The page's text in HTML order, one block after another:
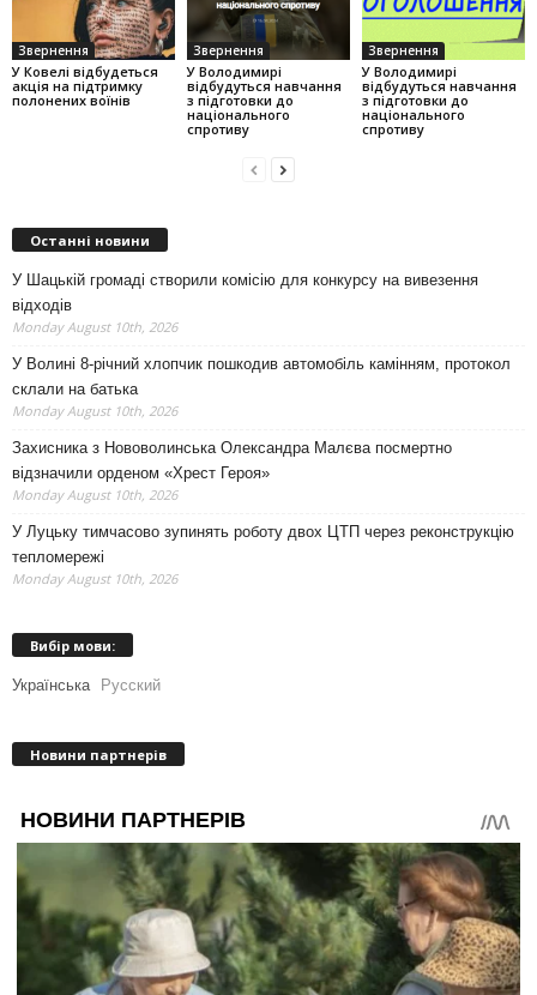
Звернення
У Ковелі відбудеться
акція на підтримку
полонених воїнів
Звернення
У Володимирі
відбудуться навчання
з підготовки до
національного
спротиву
Звернення
У Володимирі
відбудуться навчання
з підготовки до
національного
спротиву
Останні новини
У Шацькій громаді створили комісію для конкурсу на вивезення
відходів
Monday August 10th, 2026
У Волині 8-річний хлопчик пошкодив автомобіль камінням, протокол
склали на батька
Monday August 10th, 2026
Захисника з Нововолинська Олександра Малєва посмертно
відзначили орденом «Хрест Героя»
Monday August 10th, 2026
У Луцьку тимчасово зупинять роботу двох ЦТП через реконструкцію
тепломережі
Monday August 10th, 2026
Вибір мови:
Українська Русский
Новини партнерів